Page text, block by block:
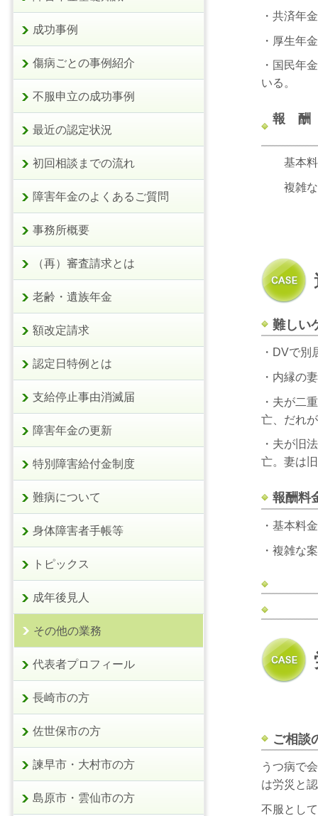
・共済年
・厚生年
・国民年
いる。
報 酬
基本料
複雑な
難しい
・DVで
・内縁の
・夫が二
亡、だれ
・夫が旧
亡。妻は
報酬料
・基本料
・複雑な
ご相談
うつ病で
は労災と
不服とし
成功事例
傷病ごとの事例紹介
不服申立の成功事例
最近の認定状況
初回相談までの流れ
障害年金のよくあるご質問
事務所概要
（再）審査請求とは
老齢・遺族年金
額改定請求
認定日特例とは
支給停止事由消滅届
障害年金の更新
特別障害給付金制度
難病について
身体障害者手帳等
トピックス
成年後見人
その他の業務
代表者プロフィール
長崎市の方
佐世保市の方
諫早市・大村市の方
島原市・雲仙市の方